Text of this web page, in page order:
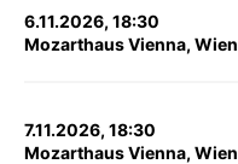
6.11.2026, 18:30
Mozarthaus Vienna, Wien
7.11.2026, 18:30
Mozarthaus Vienna, Wien